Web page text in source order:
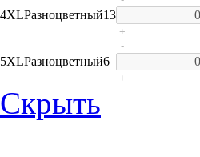
4XLРазноцветный13
+
5XLРазноцветный6
-
+
Скрыть